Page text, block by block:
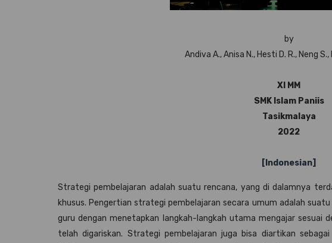
by
Andiva A., Anisa N., Hesti D. R., Neng S.,
XI MM
SMK Islam Paniis
Tasikmalaya
2022
[Indonesian]
Strategi pembelajaran adalah suatu rencana, yang di dalamnya
khusus. Pengertian strategi pembelajaran secara umum adalah
guru dengan menetapkan langkah-langkah utama mengajar sesuai
telah digariskan. Strategi pembelajaran juga bisa diartikan